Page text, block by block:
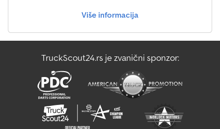
Više informacija
TruckScout24.rs je zvanični sponzor: